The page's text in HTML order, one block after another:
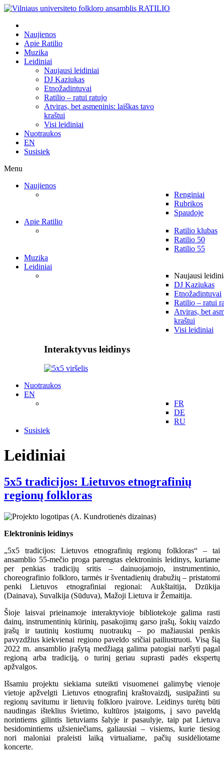
Naujienos
Apie Ratilio
Muzika
Leidiniai
Naujausi leidiniai
DJ Kaziukas
Etnožadintuvai
Ratilio – ratui ratujo
Atviras, bet asmeninis: laiškas tavo
kraštui
Visi leidiniai
Nuotraukos
EN
Susisiek
Menu
Naujienos
Renginiai
Rubrikos
Spaudoje
Apie Ratilio
Ratilio klubas
Ratilio 50
Ratilio 55
Muzika
Leidiniai
Naujausi
DJ Kaziukas
Etnožadintuvai
Ratilio – ratui
Atviras, bet
kraštui
Visi leidiniai
Interaktyvus leidinys
Nuotraukos
EN
FR
DE
RU
Susisiek
Leidiniai
5x5 tradicijos: Lietuvos etnografinių
regionų folkloras
Elektroninis leidinys
„5x5 tradicijos: Lietuvos etnografinių regionų folkloras“ – tai
ansamblio 55-mečio proga parengtas elektroninis leidinys, kuriame
per penkias tradicijų sritis – dainuojamojo, instrumentinio,
choreografinio folkloro, tarmės ir šventadienių drabužių – pristatomi
penki Lietuvos etnografiniai regionai: Aukštaitija, Dzūkija
(Dainava), Suvalkija (Sūduva), Mažoji Lietuva ir Žemaitija.
Šioje laisvai prieinamoje interaktyvioje bibliotekoje galima rasti
dainų, instrumentinių kūrinių, pasakojimų garso įrašų, šokių vaizdo
įrašų ir tautinių kostiumų nuotraukų – po mažiausiai penkis
pavyzdžius kiekvienai regiono paveldo sričiai pailiustruoti. Visą šią
2022 m. ansamblio įrašytą medžiagą galima patogiai naršyti pagal
regioną arba tradiciją, o turinį geriau suprasti padės ekspertų
apžvalgos.
Išsamiu projektu siekiama suteikti visuomenei galimybę vienoje
vietoje apžvelgti Lietuvos etnografinį kraštovaizdį, susipažinti su
regionų savitumu ir lietuvių folkloro įvairove. Leidinys turėtų būti
naudingas išteklius švietimo, kultūros įstaigoms, į savo paveldą
norintiems gilintis lietuviams šalyje ir pasaulyje, taip pat Lietuva
besidomintiems užsieniečiams, galiausiai – visiems, kurie tiesiog
nori maloniai praleisti laiką virtualiame, pačių susidėliotame
koncerte.